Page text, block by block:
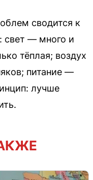
сводится к
свет — много и
тёплая; воздух
питание —
лучше